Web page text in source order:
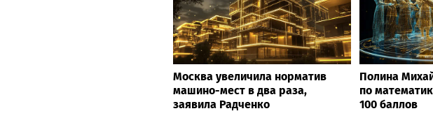
Москва увеличила норматив
машино-мест в два раза,
заявила Радченко
Полина
по
100 баллов